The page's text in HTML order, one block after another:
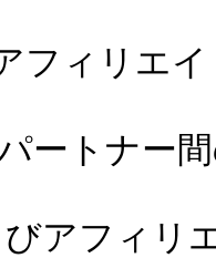
フィリエ
ートナー
アフィリ